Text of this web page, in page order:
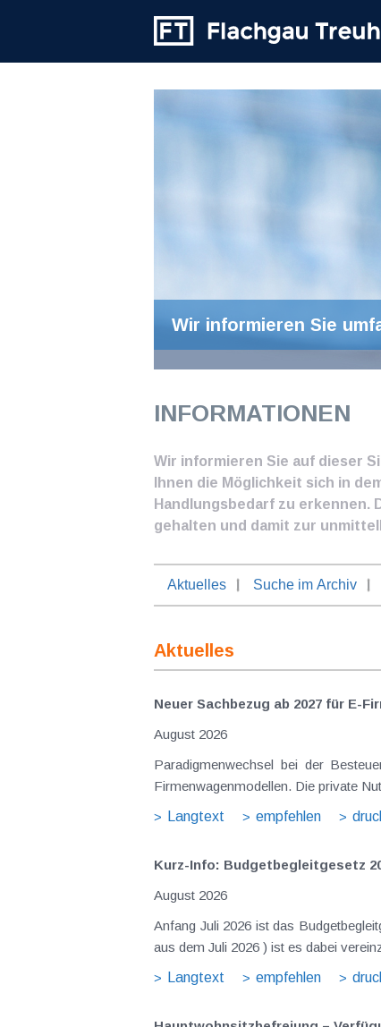
Wir informieren Sie
INFORMATIONEN
Wir informieren Sie auf dieser
Ihnen die Möglichkeit sich in
Handlungsbedarf zu erkennen.
gehalten und damit zur
Aktuelles Suche im Archiv
Aktuelles
Neuer Sachbezug ab 2027 für E-
August 2026
Paradigmenwechsel bei der Besteuerung von E-Dienstwagen Über Jahre hinweg
Firmenwagenmodellen. Die private
Langtext
empfehlen
Kurz-Info: Budgetbegleitgesetz
August 2026
Anfang Juli 2026 ist das
Langtext
empfehlen